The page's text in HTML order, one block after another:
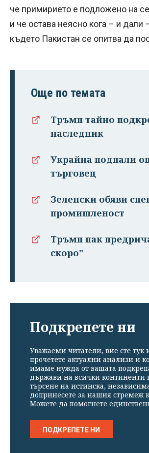
че примирието е подложено на
и че остава неясно кога – и
където Пакистан се опитва да
Още по темата
Тръмп тайно
наследник
Украйна подпали
търговец
Зеленски обяви
промишленост
Тръмп пак
скоро"
Подкрепете ни
Уважаеми читатели, вие сте тук
прочетете актуални анализи и
имаме нужда от вашата
държави на всички континенти
търсене на истинска,
допринесете за нашия стремеж
Можете да помогнете
ПОДКРЕПЕТЕ НИ